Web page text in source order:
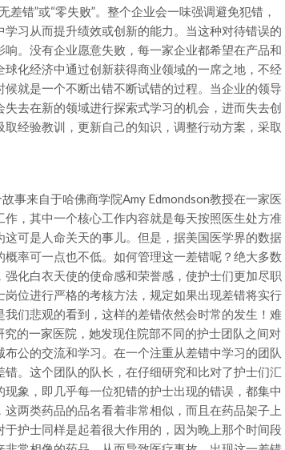
错”或“零失败”。整个企业会一味强调避免犯错，
习从而提升绩效或创新的能力。当这种对待错误的
。没有企业愿意失败，每一家企业都希望在产品和
化经济中通过创新获得商业领域的一席之地，不经
就是一个不断出错不断试错的过程。当企业的领导
去在新的领域进行探索式学习的机会，进而失去创
经验教训，更新自己的知识，调整行动方案，采取
事来自于哈佛商学院Amy Edmondson教授在一家医
，其中一个核心工作内容就是每天按照医生处方准
可是人命关天的事儿。但是，据美国医学界的数据
率可一点也不低。如何管理这一差错呢？绝大多数
化白衣天使的使命感和荣誉感，使护士们更加尽职
位进行严格的考核方法，规定如果出现差错将实行
们悲观的看到，这样的差错依然会时常的发生！难
的一家医院，她发现住院部不同的护士团队之间对
公的交流和学习。在一个注重从差错中学习的团队
。这个团队的队长，在仔细研究和比对了护士们汇
象，即几乎每一位犯错的护士出现的错误，都集中
两类药品的品名看着非常相似，而且在药品架子上
护士同样是起着很大作用的，因为晚上那个时间段